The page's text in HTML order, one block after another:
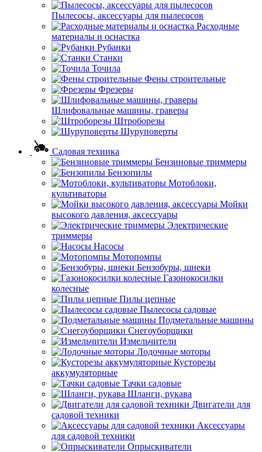
Пылесосы, аксессуары для пылесосов
Расходные
материалы и оснастка
Рубанки
Станки
Точила
Фены строительные
Фрезеры
Шлифовальные машины, граверы
Штроборезы
Шуруповерты
Садовая техника
Бензиновые триммеры
Бензопилы
Мотоблоки,
культиваторы
Мойки
высокого давления, аксессуары
Электрические
триммеры
Насосы
Мотопомпы
Бензобуры, шнеки
Газонокосилки
колесные
Пилы цепные
Пылесосы садовые
Подметальные машины
Снегоуборщики
Измельчители
Лодочные моторы
Кусторезы
аккумуляторные
Тачки садовые
Шланги, рукава
Двигатели для
садовой техники
Аксессуары
для садовой техники
Опрыскиватели